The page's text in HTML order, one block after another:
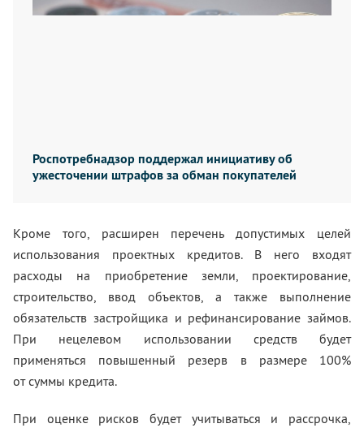
Роспотребнадзор поддержал инициативу об
ужесточении штрафов за обман покупателей
Кроме того, расширен перечень допустимых целей
использования проектных кредитов. В него входят
расходы на приобретение земли, проектирование,
строительство, ввод объектов, а также выполнение
обязательств застройщика и рефинансирование займов.
При нецелевом использовании средств будет
применяться повышенный резерв в размере 100%
от суммы кредита.
При оценке рисков будет учитываться и рассрочка,